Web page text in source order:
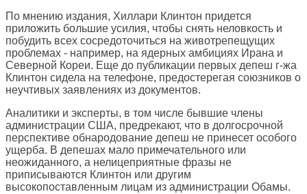
По мнению издания, Хиллари Клинтон придется
приложить большие усилия, чтобы снять неловкость и
побудить всех сосредоточиться на животрепещущих
проблемах - например, на ядерных амбициях Ирана и
Северной Кореи. Еще до публикации первых депеш г-жа
Клинтон сидела на телефоне, предостерегая союзников о
неучтивых заявлениях из документов.
Аналитики и эксперты, в том числе бывшие члены
администрации США, предрекают, что в долгосрочной
перспективе обнародование депеш не принесет особого
ущерба. В депешах мало примечательного или
неожиданного, а нелицеприятные фразы не
приписываются Клинтон или другим
высокопоставленным лицам из администрации Обамы.